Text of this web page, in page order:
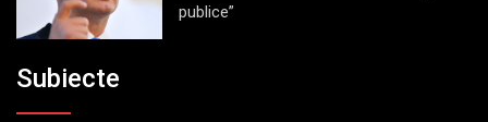
publice”
Subiecte